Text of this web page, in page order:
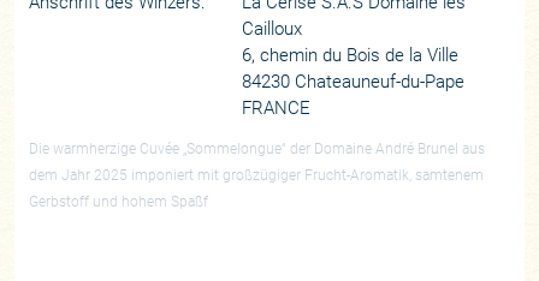
Cailloux
6, chemin du Bois de la Ville
84230 Chateauneuf-du-Pape
FRANCE
Die warmherzige Cuvée „Sommelongue“ der Domaine André Brunel aus
dem Jahr 2025 imponiert mit großzügiger Frucht-Aromatik, samtenem
Gerbstoff und hohem Spaßf